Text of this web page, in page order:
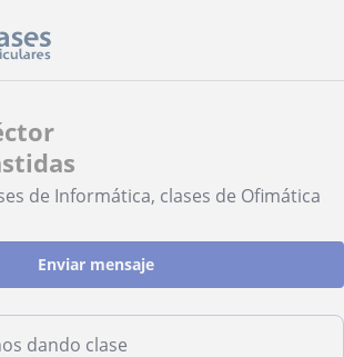
de Informática, clases de Ofimática
Enviar mensaje
dando clase